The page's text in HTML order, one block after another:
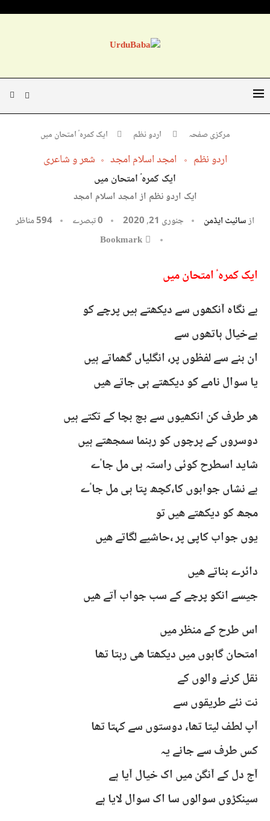
مرکزی صفحہ اردو نظم ایک کمرہٴ امتحان میں
اردو نظم امجد اسلام امجد شعر و شاعری
ایک کمرہٴ امتحان میں
ایک اردو نظم از امجد اسلام امجد
ازسائیٹ ایڈمن جنوری 21, 2020 0 تبصرے 594مناظر
Bookmark
ایک کمرہٴ امتحان میں
بے نگاہ آنکھوں سے دیکھتے ہیں پرچے کو
بےخیال ہاتھوں سے
ان بنے سے لفظوں پر، انگلیاں گھماتے ہیں
یا سوال نامے کو دیکھتے ہی جاتے ھیں
ھر طرف کن انکھیوں سے بچ بچا کے تکتے ہیں
دوسروں کے پرچوں کو رہنما سمجھتے ہیں
شاید اسطرح کوئی راستہ ہی مل جاٴے
بے نشاں جوابوں کا،کچھ پتا ہی مل جاٴے
مجھ کو دیکھتے ھیں تو
یوں جواب کاپی پر ،حاشیے لگاتے ھیں
دائرے بناتے ھیں
جیسے انکو پرچے کے سب جواب آتے ھیں
اس طرح کے منظر میں
امتحان گاہوں میں دیکھتا ھی رہتا تھا
نقل کرنے والوں کے
نت نئے طریقوں سے
آپ لطف لیتا تھا، دوستوں سے کہتا تھا
کس طرف سے جانے یہ
آج دل کے آنگن میں اک خیال آیا ہے
سینکڑوں سوالوں سا اک سوال لایا ہے